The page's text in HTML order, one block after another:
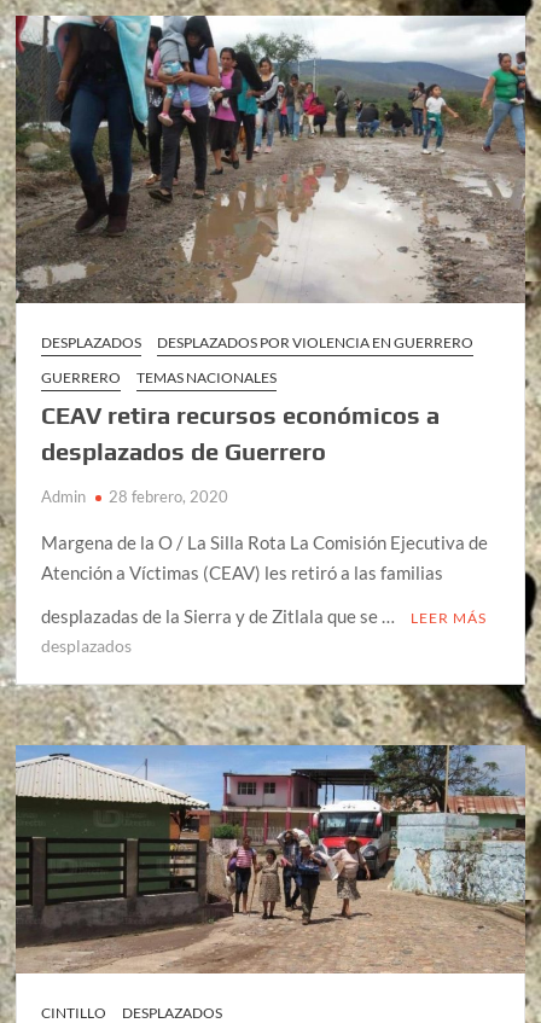
DESPLAZADOS
DESPLAZADOS POR VIOLENCIA EN GUERRERO
GUERRERO
TEMAS NACIONALES
CEAV retira recursos económicos a
desplazados de Guerrero
Admin 28 febrero, 2020
Margena de la O / La Silla Rota La Comisión Ejecutiva de
Atención a Víctimas (CEAV) les retiró a las familias
desplazadas de la Sierra y de Zitlala que se …
LEER MÁS
desplazados
CINTILLO
DESPLAZADOS